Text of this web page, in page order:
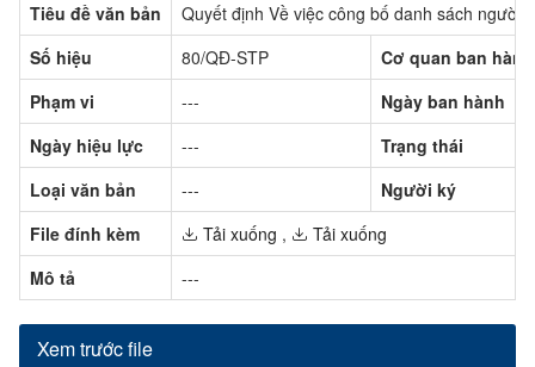
Tiêu đề văn bản
Quyết định Về việc công bố danh sách người
Số hiệu
80/QĐ-STP
Cơ quan ban hành
Phạm vi
---
Ngày ban hành
Ngày hiệu lực
---
Trạng thái
Loại văn bản
---
Người ký
File đính kèm
Tải xuống ,
Tải xuống
Mô tả
---
Xem trước file